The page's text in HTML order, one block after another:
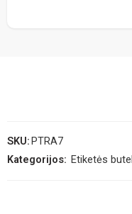
SKU: PTRA7
Kategorijos: Etiketės